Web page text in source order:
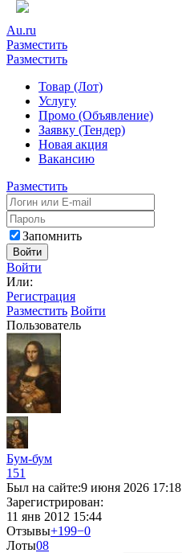
Au.ru
Разместить
Разместить
Товар (Лот)
Услугу
Промо (Объявление)
Заявку (Тендер)
Новая акция
Вакансию
Разместить
Запомнить
Войти
Войти
Или:
Регистрация
Разместить Войти
Пользователь
Бум-бум
151
Был на сайте:9 июня 2026 17:18
Зарегистрирован:
11 янв 2012 15:44
Отзывы+199−0
Лоты08